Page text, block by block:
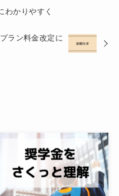
わかりやすく
ラン料金改定に